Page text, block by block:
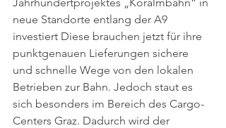
neue Standorte entlang der A9
investiert Diese brauchen jetzt für ihre
punktgenauen Lieferungen sichere
und schnelle Wege von den lokalen
Betrieben zur Bahn. Jedoch staut es
sich besonders im Bereich des Cargo-
Centers Graz. Dadurch wird der